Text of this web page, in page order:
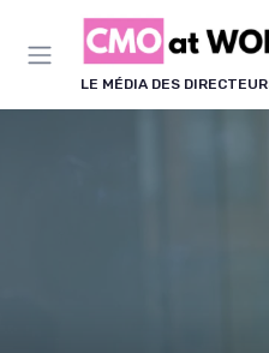
LE MÉDIA DES
Panneau de gestion des